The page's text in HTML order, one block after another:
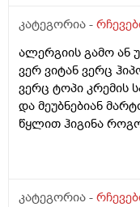
ბუბჩენის შამპუნი
კატეგორია -
ალერგიის გამო ან
ვერ ვიტან ვერც
ვერც ტოპი კრემის
და მეუბნებიან
წყლით ჰიგინა
კატეგორია -